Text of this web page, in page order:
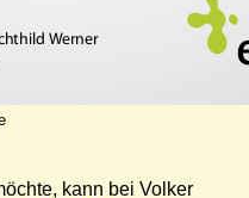
kann bei Volker